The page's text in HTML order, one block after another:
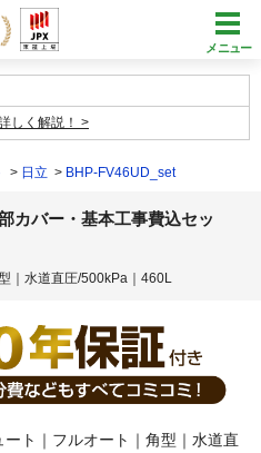
メニュー
しく解説！
日立 BHP-FV46UD_set
カバー・基本工事費込セッ
｜水道直圧/500kPa｜460L